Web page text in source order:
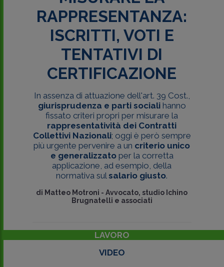
RAPPRESENTANZA:
ISCRITTI, VOTI E
TENTATIVI DI
CERTIFICAZIONE
In assenza di attuazione dell'art. 39 Cost.,
giurisprudenza e parti socialihanno
fissato criteri propri per misurare la
rappresentatività dei Contratti
Collettivi Nazionali; oggi è però sempre
più urgente pervenire a un criterio unico
e generalizzatoper la corretta
applicazione, ad esempio, della
normativa sulsalario giusto.
di Matteo Motroni -Avvocato, studio Ichino
Brugnatelli e associati
LAVORO
VIDEO